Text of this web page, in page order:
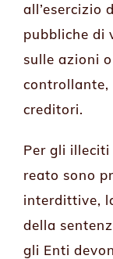
all’esercizio
pubbliche di
sulle azioni
controllante,
creditori.
Per gli
reato sono
interdittive,
della
gli Enti